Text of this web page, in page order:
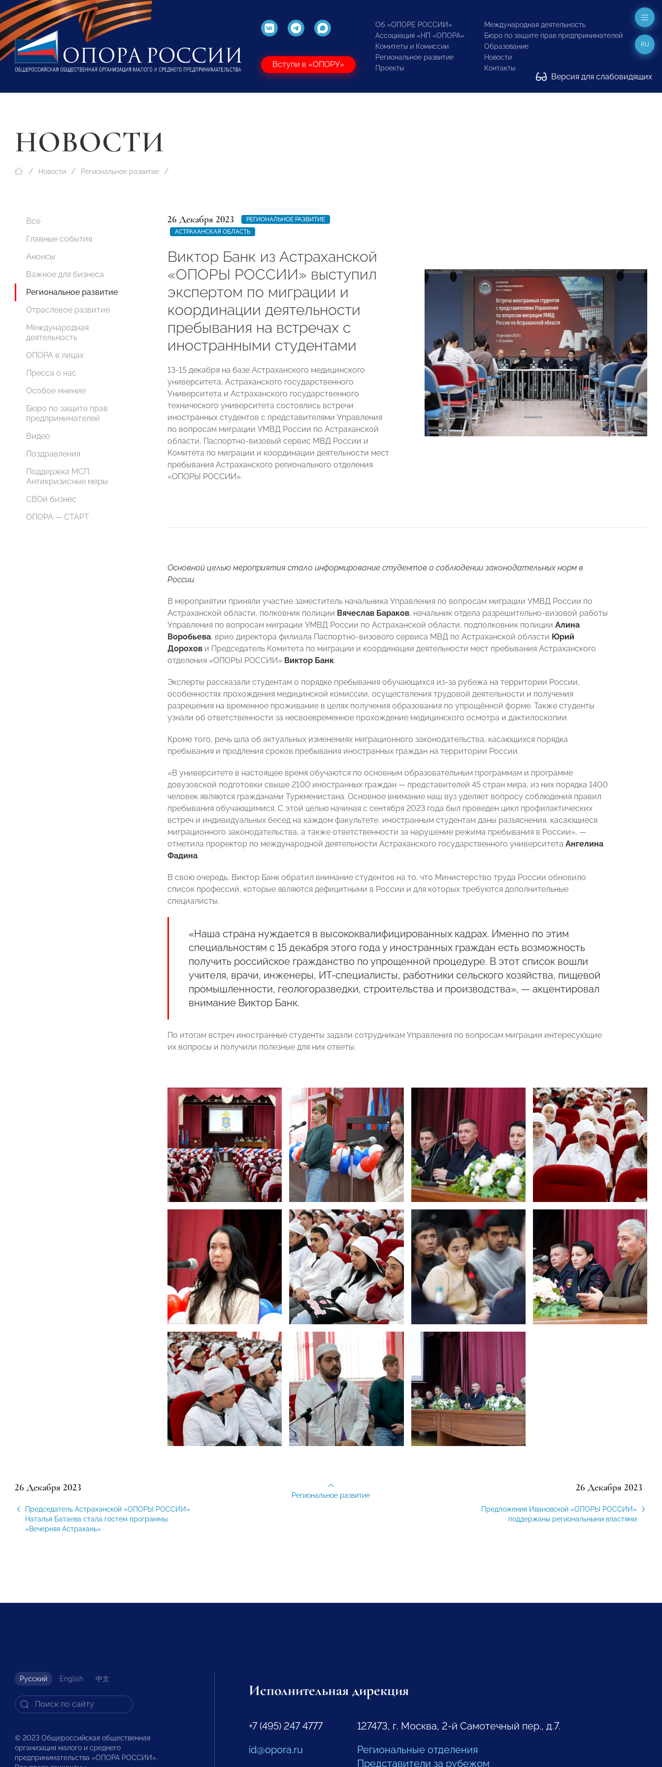
Вступи в «ОПОРУ»
Об «ОПОРЕ РОССИИ»
Ассоциация «НП «ОПОРА»
Комитеты и Комиссии
Региональное развитие
Проекты
Международная деятельность
Бюро по защите прав предпринимателей
Образование
Новости
Контакты
Версия для слабовидящих
RU
НОВОСТИ
Новости Региональное развитие
Все
Главные события
Анонсы
Важное для бизнеса
Региональное развитие
Отраслевое развитие
Международная
деятельность
ОПОРА в лицах
Пресса о нас
Особое мнение
Бюро по защите прав
предпринимателей
Видео
Поздравления
Поддержка МСП.
Антикризисные меры
СВОй бизнес
ОПОРА — СТАРТ
26 Декабря 2023
РЕГИОНАЛЬНОЕ РАЗВИТИЕ
АСТРАХАНСКАЯ ОБЛАСТЬ
Виктор Банк из Астраханской
«ОПОРЫ РОССИИ» выступил
экспертом по миграции и
координации деятельности
пребывания на встречах с
иностранными студентами
13-15 декабря на базе Астраханского медицинского
университета, Астраханского государственного
Университета и Астраханского государственного
технического университета состоялись встречи
иностранных студентов с представителями Управления
по вопросам миграции УМВД России по Астраханской
области, Паспортно-визовый сервис МВД России и
Комитета по миграции и координации деятельности мест
пребывания Астраханского регионального отделения
«ОПОРЫ РОССИИ».
Основной целью мероприятия стало информирование студентов о соблюдении законодательных норм в
России.
В мероприятии приняли участие заместитель начальника Управления по вопросам миграции УМВД России по
Астраханской области, полковник полиции Вячеслав Бараков, начальник отдела разрешительно-визовой работы
Управления по вопросам миграции УМВД России по Астраханской области, подполковник полиции Алина
Воробьева, врио директора филиала Паспортно-визового сервиса МВД по Астраханской области Юрий
Дорохов и Председатель Комитета по миграции и координации деятельности мест пребывания Астраханского
отделения «ОПОРЫ РОССИИ» Виктор Банк.
Эксперты рассказали студентам о порядке пребывания обучающихся из-за рубежа на территории России,
особенностях прохождения медицинской комиссии, осуществления трудовой деятельности и получения
разрешения на временное проживание в целях получения образования по упрощённой форме. Также студенты
узнали об ответственности за несвоевременное прохождение медицинского осмотра и дактилоскопии.
Кроме того, речь шла об актуальных изменениях миграционного законодательства, касающихся порядка
пребывания и продления сроков пребывания иностранных граждан на территории России.
«В университете в настоящее время обучаются по основным образовательным программам и программе
довузовской подготовки свыше 2100 иностранных граждан — представителей 45 стран мира, из них порядка 1400
человек являются гражданами Туркменистана. Основное внимание наш вуз уделяет вопросу соблюдения правил
пребывания обучающимися. С этой целью начиная с сентября 2023 года был проведен цикл профилактических
встреч и индивидуальных бесед на каждом факультете, иностранным студентам даны разъяснения, касающиеся
миграционного законодательства, а также ответственности за нарушение режима пребывания в России», —
отметила проректор по международной деятельности Астраханского государственного университета Ангелина
Фадина.
В свою очередь, Виктор Банк обратил внимание студентов на то, что Министерство труда России обновило
список профессий, которые являются дефицитными в России и для которых требуются дополнительные
специалисты.
«Наша страна нуждается в высококвалифицированных кадрах. Именно по этим
специальностям с 15 декабря этого года у иностранных граждан есть возможность
получить российское гражданство по упрощенной процедуре. В этот список вошли
учителя, врачи, инженеры, ИТ-специалисты, работники сельского хозяйства, пищевой
промышленности, геологоразведки, строительства и производства», — акцентировал
внимание Виктор Банк.
По итогам встреч иностранные студенты задали сотрудникам Управления по вопросам миграции интересующие
их вопросы и получили полезные для них ответы.
26 Декабря 2023
Председатель Астраханской «ОПОРЫ РОССИИ»
Наталья Батаева стала гостем программы
«Вечерняя Астрахань»
26 Декабря 2023
Предложения Ивановской «ОПОРЫ РОССИИ»
поддержаны региональными властями
Региональное развитие
Русский English 中文
© 2023 Общероссийская общественная
организация малого и среднего
предпринимательства «ОПОРА РОССИИ».
Исполнительная дирекция
+7 (495) 247 4777
id@opora.ru
127473, г. Москва, 2-й Самотечный пер., д.7.
Региональные отделения
Представители за рубежом